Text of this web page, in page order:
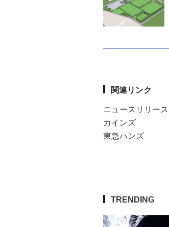
関連リンク
ニュースリリース
カインズ
東急ハンズ
TRENDING